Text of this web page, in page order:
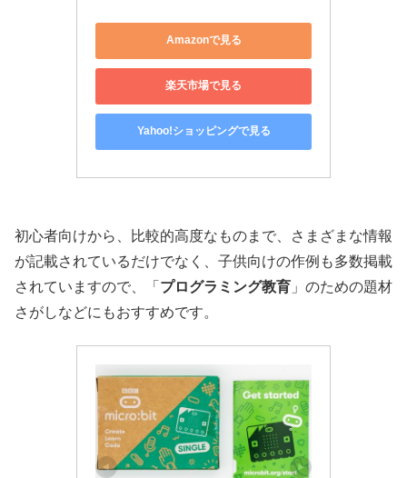
Amazonで見る
楽天市場で見る
Yahoo!ショッピングで見る
初心者向けから、比較的高度なものまで、さまざまな情報
が記載されているだけでなく、子供向けの作例も多数掲載
されていますので、「 プログラミング教育 」のための題材
さがしなどにもおすすめです。